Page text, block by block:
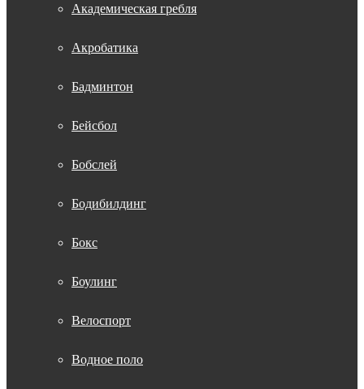
Академическая гребля
Акробатика
Бадминтон
Бейсбол
Бобслей
Бодибилдинг
Бокс
Боулинг
Велоспорт
Водное поло